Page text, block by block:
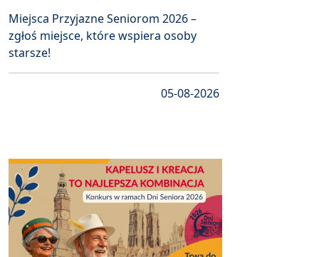
Miejsca Przyjazne Seniorom 2026 –
zgłoś miejsce, które wspiera osoby
starsze!
05-08-2026